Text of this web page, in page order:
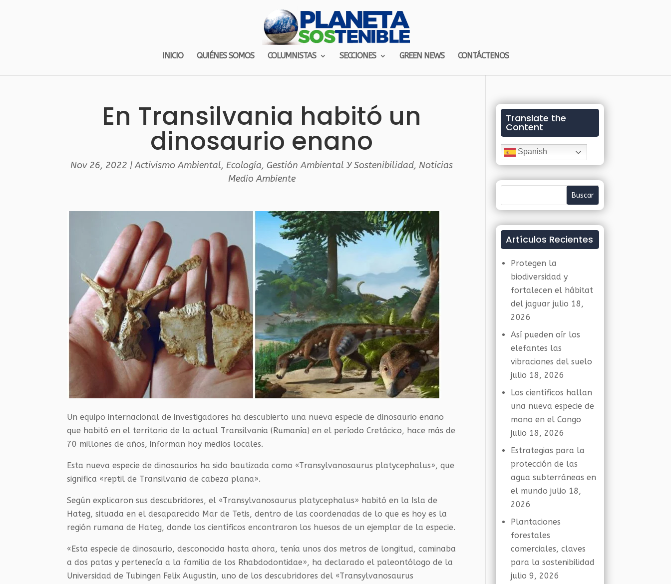
INICIO QUIÉNES SOMOS COLUMNISTAS SECCIONES GREEN NEWS CONTÁCTENOS
En Transilvania habitó un
dinosaurio enano
Nov 26, 2022 |Activismo Ambiental,Ecología, Gestión Ambiental Y Sostenibilidad,Noticias
Medio Ambiente
Un equipo internacional de investigadores ha descubierto una nueva especie de dinosaurio enano
que habitó en el territorio de la actual Transilvania (Rumanía) en el período Cretácico, hace más de
70 millones de años, informan hoy medios locales.
Esta nueva especie de dinosaurios ha sido bautizada como «Transylvanosaurus platycephalus», que
significa «reptil de Transilvania de cabeza plana».
Según explicaron sus descubridores, el «Transylvanosaurus platycephalus» habitó en la Isla de
Hateg, situada en el desaparecido Mar de Tetis, dentro de las coordenadas de lo que es hoy es la
región rumana de Hateg, donde los científicos encontraron los huesos de un ejemplar de la especie.
«Esta especie de dinosaurio, desconocida hasta ahora, tenía unos dos metros de longitud, caminaba
a dos patas y pertenecía a la familia de los Rhabdodontidae», ha declarado el paleontólogo de la
Universidad de Tubingen Felix Augustin, uno de los descubridores del «Transylvanosaurus
Translate the
Content
Spanish
Artículos Recientes
Protegen la
biodiversidad y
fortalecen el hábitat
del jaguar julio 18,
2026
Así pueden oír los
elefantes las
vibraciones del suelo
julio 18, 2026
Los científicos hallan
una nueva especie de
mono en el Congo
julio 18, 2026
Estrategias para la
protección de las
agua subterráneas en
el mundo julio 18,
2026
Plantaciones
forestales
comerciales, claves
para la sostenibilidad
julio 9, 2026